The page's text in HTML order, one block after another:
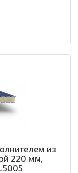
из
220 мм,